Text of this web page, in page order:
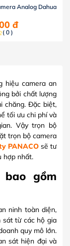
Analog Dahua
đ
( 0 )
hiệu camera an
bởi chất lượng
chăng. Đặc biệt,
tối ưu chi phí và
Vậy trọn bộ
trọn bộ camera
PANACO sẽ tư
hợp nhất.
bao gồm
ninh toàn diện,
sát từ các hộ gia
quy mô lớn.
sát hiện đại và